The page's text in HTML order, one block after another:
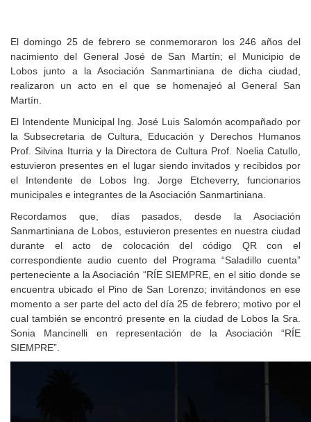
El domingo 25 de febrero se conmemoraron los 246 años del
nacimiento del General José de San Martín; el Municipio de
Lobos junto a la Asociación Sanmartiniana de dicha ciudad,
realizaron un acto en el que se homenajeó al General San
Martín.
El Intendente Municipal Ing. José Luis Salomón acompañado por
la Subsecretaria de Cultura, Educación y Derechos Humanos
Prof. Silvina Iturria y la Directora de Cultura Prof. Noelia Catullo,
estuvieron presentes en el lugar siendo invitados y recibidos por
el Intendente de Lobos Ing. Jorge Etcheverry, funcionarios
municipales e integrantes de la Asociación Sanmartiniana.
Recordamos que, días pasados, desde la Asociación
Sanmartiniana de Lobos, estuvieron presentes en nuestra ciudad
durante el acto de colocación del código QR con el
correspondiente audio cuento del Programa “Saladillo cuenta”
perteneciente a la Asociación “RÍE SIEMPRE, en el sitio donde se
encuentra ubicado el Pino de San Lorenzo; invitándonos en ese
momento a ser parte del acto del día 25 de febrero; motivo por el
cual también se encontró presente en la ciudad de Lobos la Sra.
Sonia Mancinelli en representación de la Asociación “RÍE
SIEMPRE”.